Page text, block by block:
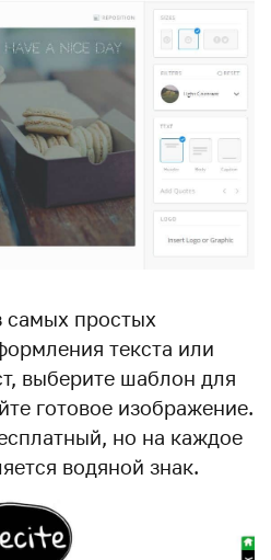
простых
текста или
выберите шаблон для
готовое изображение.
но на каждое
водяной знак.